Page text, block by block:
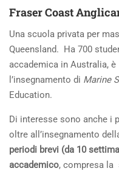
Fraser Coast
Una scuola privata per
Queensland. Ha 700
accademica in Australia,
l’insegnamento di Marine
Education.
Di interesse sono anche i
oltre all’insegnamento
periodi brevi (da 10
accademico, compresa la